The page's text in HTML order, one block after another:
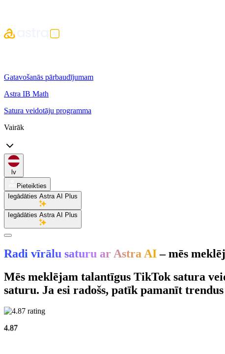
Gatavošanās pārbaudījumam
Astra IB Math
Satura veidotāju programma
Vairāk
lv
Pieteikties
Iegādāties Astra AI Plus
Iegādāties Astra AI Plus
Radi vīrālu saturu ar Astra AI– mēs
Mēs meklējam talantīgus TikTok satura
saturu. Ja esi radošs, patīk pamanīt
4.87